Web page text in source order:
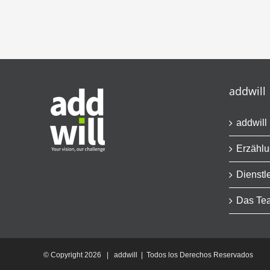
addwill
addwill
Das
© Copyright2026 | addwill | Todos los Derechos Reservados